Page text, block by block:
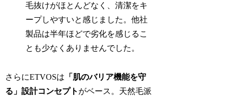
毛抜けがほとんどなく、清潔をキ
ープしやすいと感じました。他社
製品は半年ほどで劣化を感じるこ
とも少なくありませんでした。
さらにETVOSは 「肌のバリア機能を守
る」設計コンセプト がベース。天然毛派